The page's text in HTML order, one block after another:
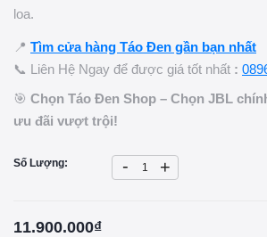
loa.
📍 Tìm cửa hàng Táo Đen gần bạn nhất
📞 Liên Hệ Ngay để được giá tốt nhất :
🎯 Chọn Táo Đen Shop – Chọn JBL
ưu đãi vượt trội!
Số Lượng: - +
11.900.000₫